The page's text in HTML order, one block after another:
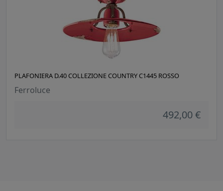
PLAFONIERA D.40 COLLEZIONE COUNTRY C1445 ROSSO
Ferroluce
492,00 €